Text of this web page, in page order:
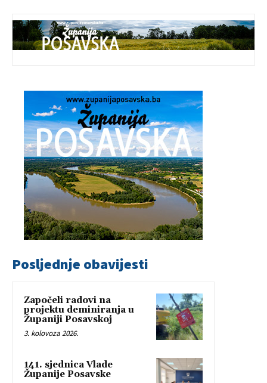
Posljednje obavijesti
Započeli radovi na
projektu deminiranja u
Županiji Posavskoj
3. kolovoza 2026.
141. sjednica Vlade
Županije Posavske